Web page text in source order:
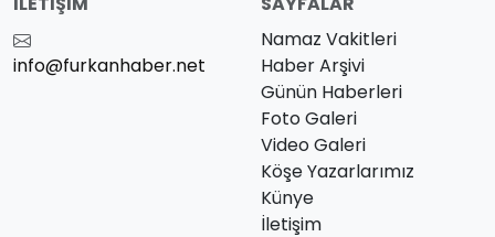
info@furkanhaber.net
Namaz Vakitleri
Haber Arşivi
Günün Haberleri
Foto Galeri
Video Galeri
Köşe Yazarlarımız
Künye
İletişim